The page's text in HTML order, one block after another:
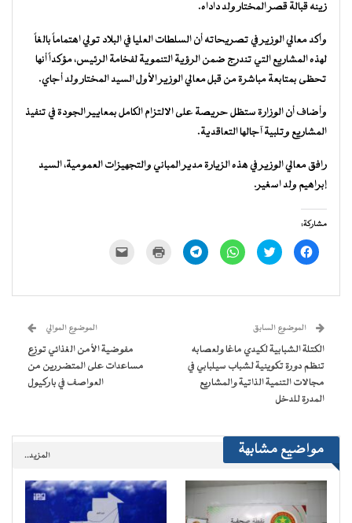
زينه قبالة قصر المختار ولد داداه.
وأكد معالي الوزير في تصريحاته أن السلطات العليا في البلاد تولي اهتماماً بالغاً
لهذه المشاريع التي تندرج ضمن الرؤية التنموية لفخامة الرئيس، مؤكداً أنها
تحظى بمتابعة مباشرة من قبل معالي الوزير الأول السيد المختار ولد أجاي.
وأضاف أن الوزارة ستظل حريصة على الالتزام الكامل بمعايير الجودة في تنفيذ
المشاريع وتلبية آجالها التعاقدية.
رافق معالي الوزير في هذه الزيارة مدير المباني والتجهيزات العمومية، السيد
إبراهيم ولد اسغير.
مشاركة:
انقر
للمشاركة
في
اضغط
للمشاركة
في
انقر
للمشاركة
في
انقر
للمشاركة
في
للطباعة
جديدة) الإلكتروني
نافذة
جديدة)
الموضوع السابق
الكتلة الشبابية لكيدي ماغا ولعصابه
تنظم دورة تكوينية لشباب سيلبابي في
مجالات التنمية الذاتية والمشاريع
المدرة للدخل
الموضوع الموالي
مفوضية الأمن الغذائي توزع
مساعدات على المتضررين من
العواصف في باركيول
مواضيع مشابهة المزيد..